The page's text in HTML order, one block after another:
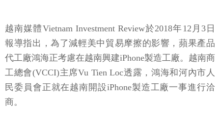
越南媒體Vietnam Investment Review於2018年12月3日
報導指出，為了減輕美中貿易摩擦的影響，蘋果產品
代工廠鴻海正考慮在越南興建iPhone製造工廠。越南商
工總會(VCCI)主席Vu Tien Loc透露，鴻海和河內市人
民委員會正就在越南開設iPhone製造工廠一事進行洽
商。